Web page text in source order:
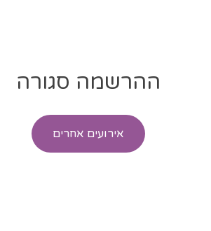
ההרשמה סגורה
אירועים אחרים